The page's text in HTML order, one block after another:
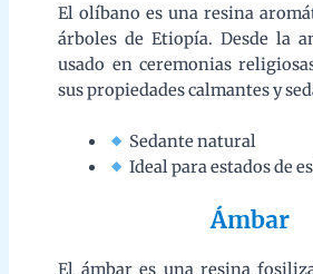
El ámbar es una resina
principalmente de restos de
desde el Neolítico por su belleza y
emite un aroma agradable al
Estimula la glándula
Mejora la circulación
“Las resinas no solo